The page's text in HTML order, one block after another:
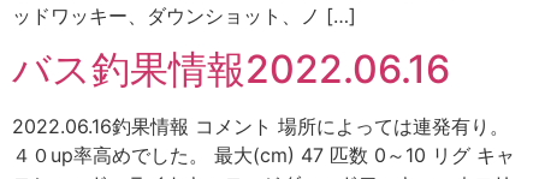
ッドワッキー、ダウンショット、ノ […]
バス釣果情報2022.06.16
2022.06.16釣果情報 コメント 場所によっては連発有り。
４０up率高めでした。 最大(cm) 47 匹数 0～10 リグ キャ